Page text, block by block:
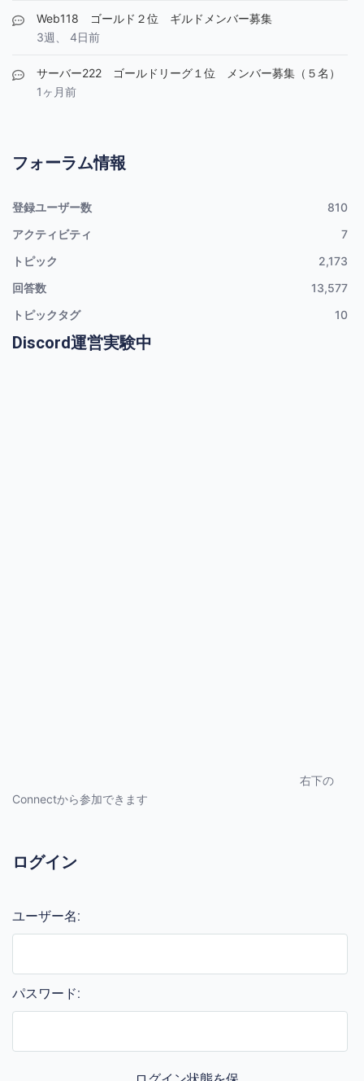
Web118 ゴールド２位 ギルドメンバー募集
3週、 4日前
サーバー222 ゴールドリーグ１位 メンバー募集（５名）
1ヶ月前
フォーラム情報
登録ユーザー数
810
アクティビティ
7
トピック
2,173
回答数
13,577
トピックタグ
10
Discord運営実験中
右下の
Connectから参加できます
ログイン
ユーザー名:
パスワード: